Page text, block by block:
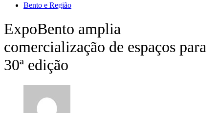
Bento e Região
ExpoBento amplia
comercialização de espaços para
30ª edição